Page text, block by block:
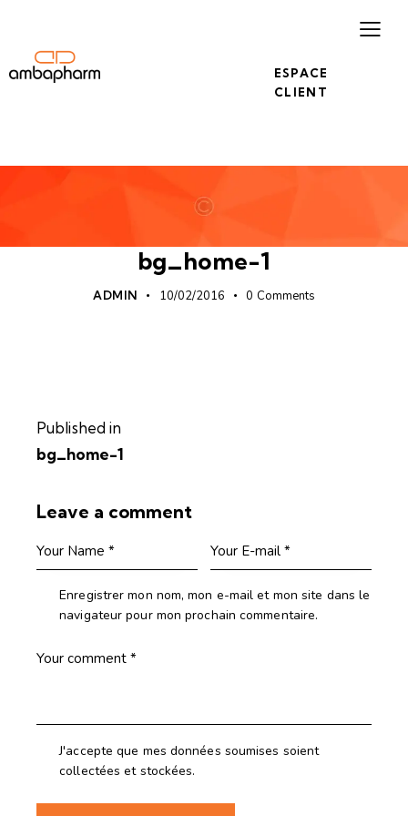
ESPACE
CLIENT
bg_home-1
ADMIN 10/02/2016 0 Comments
Published in
bg_home-1
Leave a comment
Enregistrer mon nom, mon e-mail et mon site dans le
navigateur pour mon prochain commentaire.
J'accepte que mes données soumises soient
collectées et stockées.